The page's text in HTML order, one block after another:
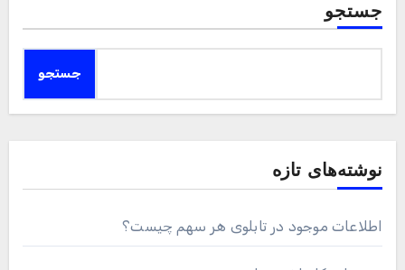
جستجو
جستجو
نوشته‌های تازه
اطلاعات موجود در تابلوی هر سهم چیست؟